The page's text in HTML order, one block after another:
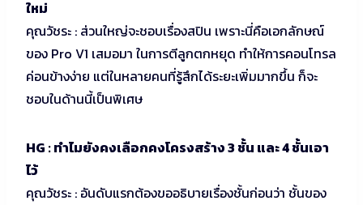
ใหม่
คุณวัชระ : ส่วนใหญ่จะชอบเรื่องสปิน เพราะนี่คือเอกลักษณ์
ของ Pro V1 เสมอมา ในการตีลูกตกหยุด ทำให้การคอนโทรล
ค่อนข้างง่าย แต่ในหลายคนที่รู้สึกได้ระยะเพิ่มมากขึ้น ก็จะ
ชอบในด้านนี้เป็นพิเศษ
HG : ทำไมยังคงเลือกคงโครงสร้าง 3 ชั้น และ 4 ชั้นเอา
ไว้
คุณวัชระ : อันดับแรกต้องขออธิบายเรื่องชั้นก่อนว่า ชั้นของ